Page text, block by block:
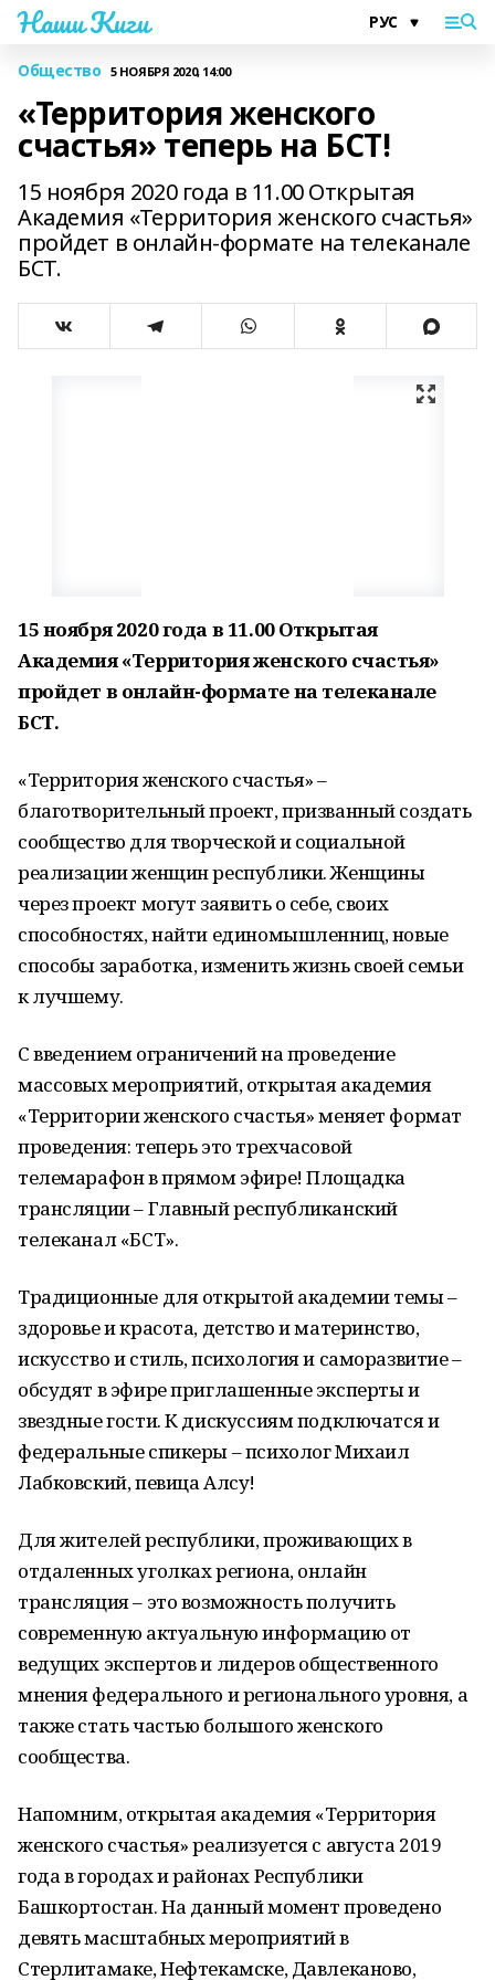
Наши Киги
Общество 5 НОЯБРЯ 2020, 14:00
«Территория женского
счастья» теперь на БСТ!
15 ноября 2020 года в 11.00 Открытая
Академия «Территория женского счастья»
пройдет в онлайн-формате на телеканале
БСТ.
15 ноября 2020 года в 11.00 Открытая
Академия «Территория женского счастья»
пройдет в онлайн-формате на телеканале
БСТ.
«Территория женского счастья» –
благотворительный проект, призванный создать
сообщество для творческой и социальной
реализации женщин республики. Женщины
через проект могут заявить о себе, своих
способностях, найти единомышленниц, новые
способы заработка, изменить жизнь своей семьи
к лучшему.
С введением ограничений на проведение
массовых мероприятий, открытая академия
«Территории женского счастья» меняет формат
проведения: теперь это трехчасовой
телемарафон в прямом эфире! Площадка
трансляции – Главный республиканский
телеканал «БСТ».
Традиционные для открытой академии темы –
здоровье и красота, детство и материнство,
искусство и стиль, психология и саморазвитие –
обсудят в эфире приглашенные эксперты и
звездные гости. К дискуссиям подключатся и
федеральные спикеры – психолог Михаил
Лабковский, певица Алсу!
Для жителей республики, проживающих в
отдаленных уголках региона, онлайн
трансляция – это возможность получить
современную актуальную информацию от
ведущих экспертов и лидеров общественного
мнения федерального и регионального уровня, а
также стать частью большого женского
сообщества.
Напомним, открытая академия «Территория
женского счастья» реализуется с августа 2019
года в городах и районах Республики
Башкортостан. На данный момент проведено
девять масштабных мероприятий в
Стерлитамаке, Нефтекамске, Давлеканово,